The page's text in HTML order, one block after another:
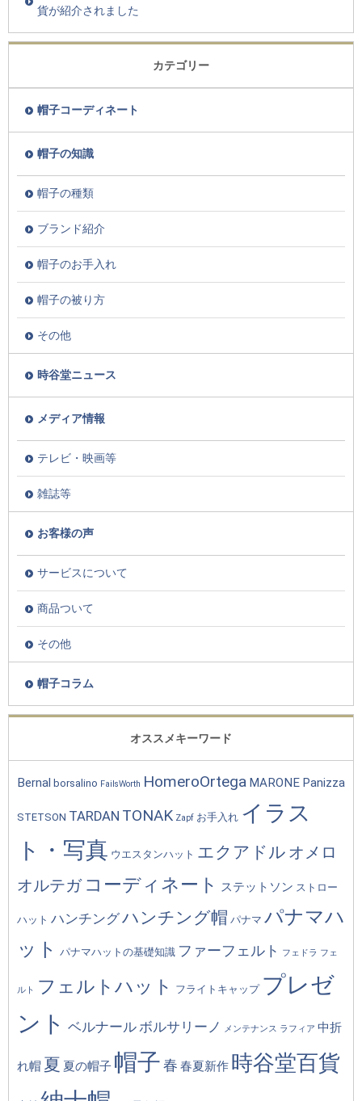
貨が紹介されました
カテゴリー
帽子コーディネート
帽子の知識
帽子の種類
ブランド紹介
帽子のお手入れ
帽子の被り方
その他
時谷堂ニュース
メディア情報
テレビ・映画等
雑誌等
お客様の声
サービスについて
商品ついて
その他
帽子コラム
オススメキーワード
Bernal borsalino FailsWorth HomeroOrtega MARONE Panizza
STETSON TARDAN TONAK Zapf お手入れ イラス
ト・写真 ウエスタンハット エクアドル オメロ
オルテガ コーディネート ステットソン ストロー
ハット ハンチングハンチング帽 パナマ パナマハ
ット
パナマハットの基礎知識 ファーフェルト フェドラ フェ
ルト フェルトハット フライトキャップ プレゼ
ント ベルナールボルサリーノ メンテナンス ラフィア 中折
れ帽 夏 夏の帽子 帽子春 春夏新作 時谷堂百貨